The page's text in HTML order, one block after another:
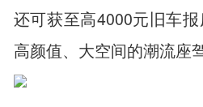
还可获至高4000元旧车
高颜值、大空间的潮流座